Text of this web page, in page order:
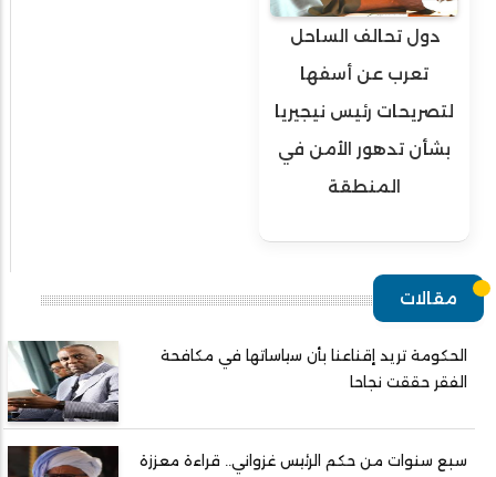
دول تحالف الساحل
تعرب عن أسفها
لتصريحات رئيس نيجيريا
بشأن تدهور الأمن في
المنطقة
مقالات
الحكومة تريد إقناعنا بأن سياساتها في مكافحة
الفقر حققت نجاحا
سبع سنوات من حكم الرئيس غزواني.. قراءة معززة